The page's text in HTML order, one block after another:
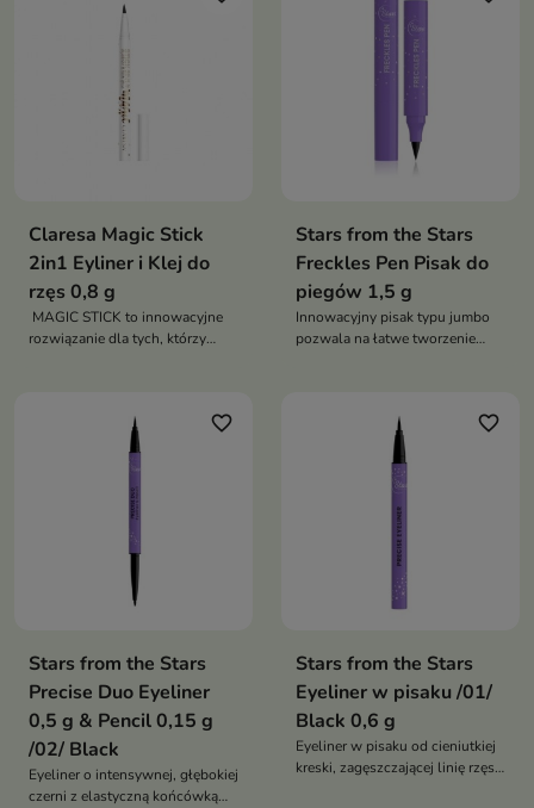
Claresa Magic Stick
2in1 Eyliner i Klej do
rzęs 0,8 g
MAGIC STICK to innowacyjne
rozwiązanie dla tych, którzy
Stars from the Stars
Freckles Pen Pisak do
piegów 1,5 g
Innowacyjny pisak typu jumbo
pozwala na łatwe tworzenie
favorite_border
Stars from the Stars
Precise Duo Eyeliner
0,5 g & Pencil 0,15 g
/02/ Black
Eyeliner o intensywnej, głębokiej
czerni z elastyczną końcówką
favorite_border
Stars from the Stars
Eyeliner w pisaku /01/
Black 0,6 g
Eyeliner w pisaku od cieniutkiej
kreski, zagęszczającej linię rzęs,